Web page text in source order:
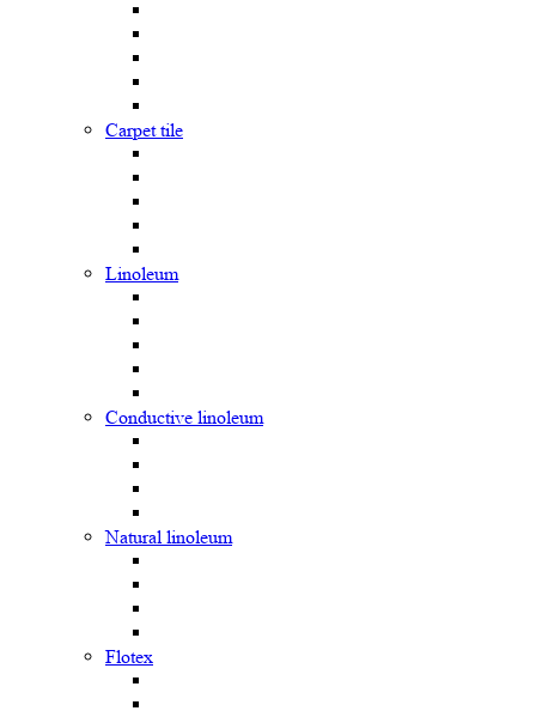
Carpet tile
Linoleum
Сonductive linoleum
Natural linoleum
Flotex